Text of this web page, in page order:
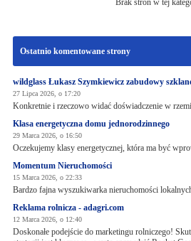
Brak stron w tej
Ostatnio komentowane strony
wildglass Łukasz Szymkiewicz zabudowy
27 Lipca 2026, o 17:20
Konkretnie i rzeczowo widać doświadczenie w
Klasa energetyczna domu jednorodzinnego
29 Marca 2026, o 16:50
Oczekujemy klasy energetycznej, która ma być
Momentum Nieruchomości
15 Marca 2026, o 22:33
Bardzo fajna wyszukiwarka nieruchomości
Reklama rolnicza - adagri.com
12 Marca 2026, o 12:40
Doskonałe podejście do marketingu rolniczego!